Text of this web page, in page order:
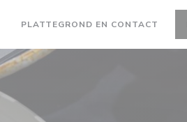
PLATTEGROND EN CONTACT